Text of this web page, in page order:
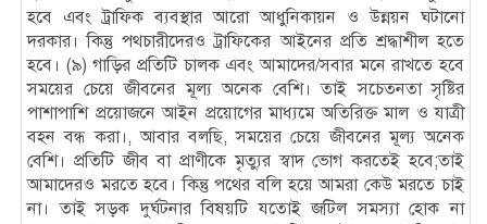
হবে এবং ট্রাফিক ব্যবস্থার আরো আধুনিকায়ন ও উন্নয়ন ঘটানো
দরকার। কিন্তু পথচারীদেরও ট্রাফিকের আইনের প্রতি শ্রদ্ধাশীল হতে
হবে। (৯) গাড়ির প্রতিটি চালক এবং আমাদের/সবার মনে রাখতে হবে
সময়ের চেয়ে জীবনের মূল্য অনেক বেশি। তাই সচেতনতা সৃষ্টির
পাশাপাশি প্রয়োজনে আইন প্রয়োগের মাধ্যমে অতিরিক্ত মাল ও যাত্রী
বহন বন্ধ করা।, আবার বলছি, সময়ের চেয়ে জীবনের মূল্য অনেক
বেশি। প্রতিটি জীব বা প্রাণীকে মৃত্যুর স্বাদ ভোগ করতেই হবে;তাই
আমাদেরও মরতে হবে। কিন্তু পথের বলি হয়ে আমরা কেউ মরতে চাই
না। তাই সড়ক দুর্ঘটনার বিষয়টি যতোই জটিল সমস্যা হোক না